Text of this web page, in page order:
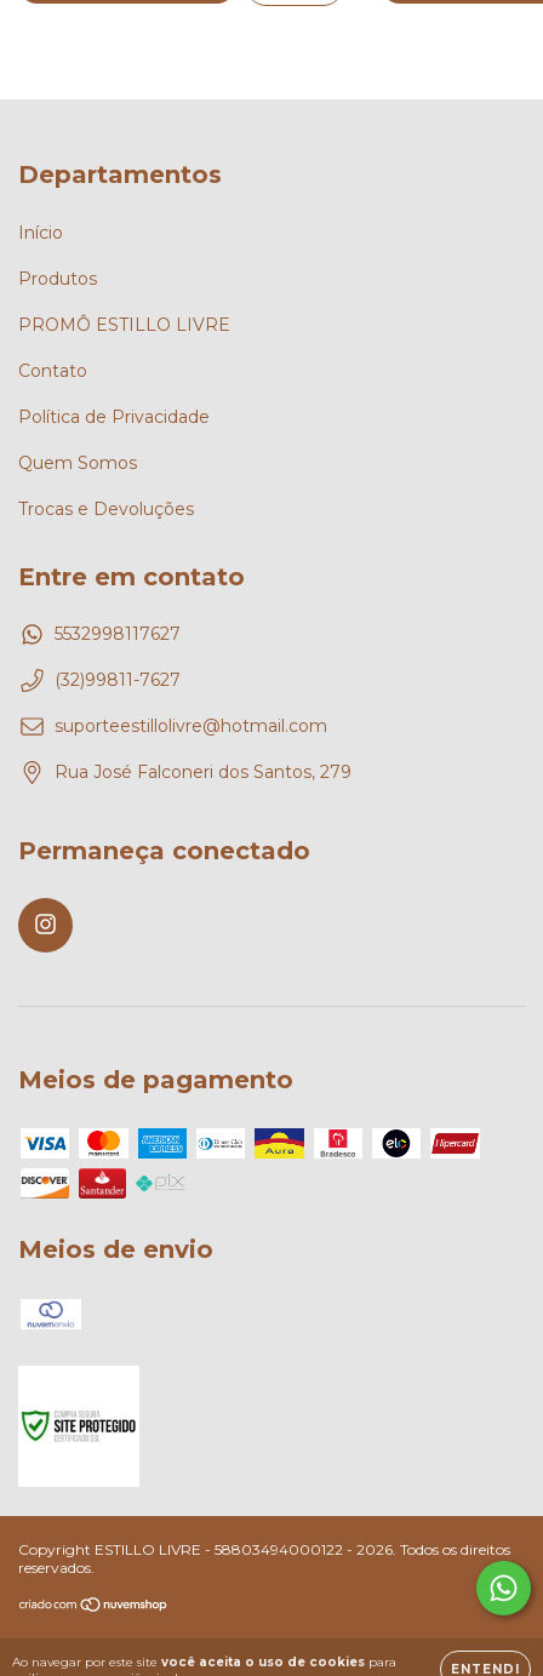
Ao navegar por este site você aceita o uso de cookies para
ENTENDI
Departamentos
Início
Produtos
PROMÔ ESTILLO LIVRE
Contato
Política de Privacidade
Quem Somos
Trocas e Devoluções
Entre em contato
5532998117627
(32)99811-7627
suporteestillolivre@hotmail.com
Rua José Falconeri dos Santos, 279
Permaneça conectado
Meios de pagamento
Meios de envio
Copyright ESTILLO LIVRE - 58803494000122 - 2026. Todos os direitos
reservados.